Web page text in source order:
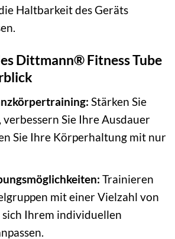
Haltbarkeit des Geräts
Dittmann® Fitness Tube
Stärken Sie
verbessern Sie Ihre Ausdauer
Sie Ihre Körperhaltung mit nur
Trainieren
mit einer Vielzahl von
sich Ihrem individuellen